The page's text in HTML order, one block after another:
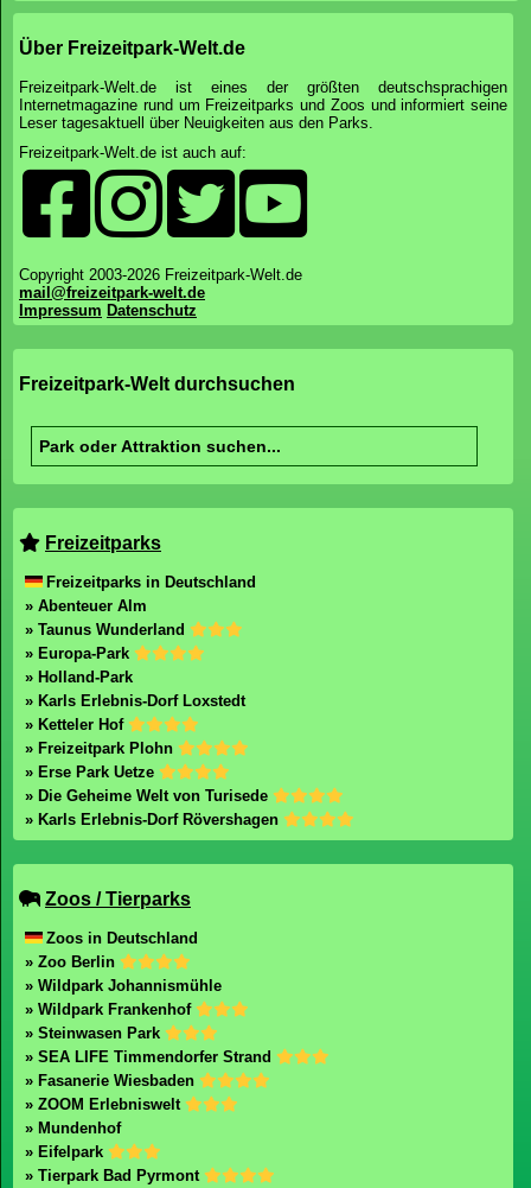
Über Freizeitpark-Welt.de
Freizeitpark-Welt.de ist eines der größten deutschsprachigen
Internetmagazine rund um Freizeitparks und Zoos und informiert seine
Leser tagesaktuell über Neuigkeiten aus den Parks.
Freizeitpark-Welt.de ist auch auf:
Copyright 2003-2026 Freizeitpark-Welt.de
mail@freizeitpark-welt.de
Impressum Datenschutz
Freizeitpark-Welt durchsuchen
Freizeitparks
Freizeitparks in Deutschland
» Abenteuer Alm
» Taunus Wunderland
» Europa-Park
» Holland-Park
» Karls Erlebnis-Dorf Loxstedt
» Ketteler Hof
» Freizeitpark Plohn
» Erse Park Uetze
» Die Geheime Welt von Turisede
» Karls Erlebnis-Dorf Rövershagen
Zoos / Tierparks
Zoos in Deutschland
» Zoo Berlin
» Wildpark Johannismühle
» Wildpark Frankenhof
» Steinwasen Park
» SEA LIFE Timmendorfer Strand
» Fasanerie Wiesbaden
» ZOOM Erlebniswelt
» Mundenhof
» Eifelpark
» Tierpark Bad Pyrmont